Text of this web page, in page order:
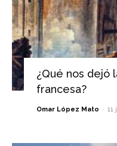
¿Qué nos dejó
francesa?
Omar López Mato - 11